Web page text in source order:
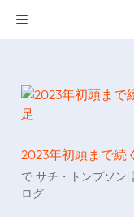
2023年初頭まで続
で サチ・トンプソン|
ログ